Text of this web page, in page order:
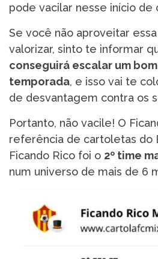
pode vacilar nesse início de
Se você não aproveitar essa
valorizar, sinto te informar
conseguirá escalar um
temporada, e isso vai te
de desvantagem contra os
Portanto, não vacile! O
referência de cartoletas do
Ficando Rico foi o 2º time
num universo de mais de 6